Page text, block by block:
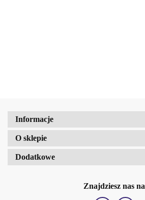
Informacje
O sklepie
Dodatkowe
Znajdziesz nas na